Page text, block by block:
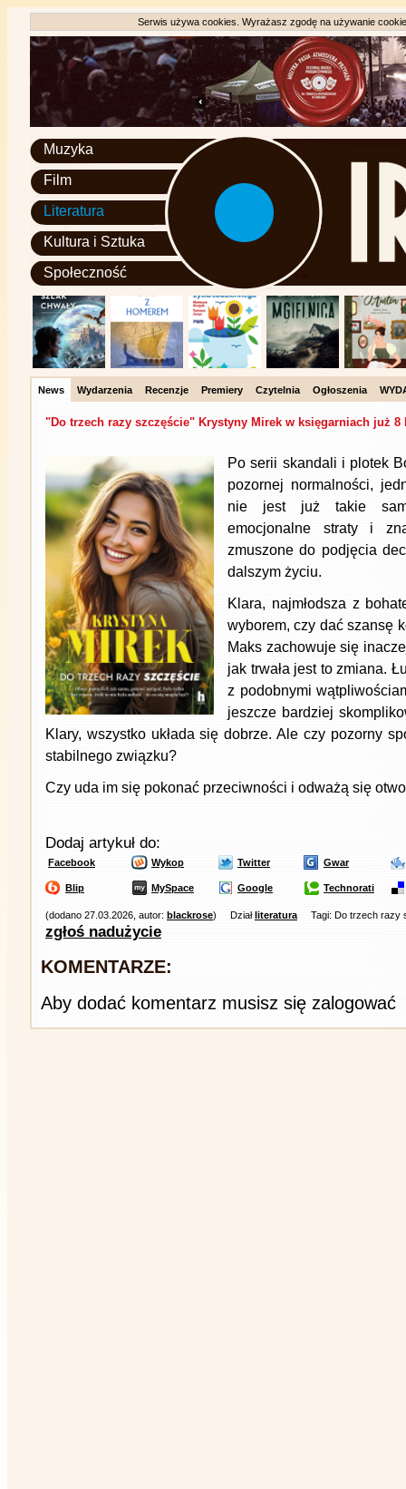
Serwis używa cookies. Wyrażasz zgodę na używanie
Muzyka
Film
Literatura
Kultura i Sztuka
Społeczność
News Wydarzenia Recenzje Premiery Czytelnia Ogłoszenia
"Do trzech razy szczęście" Krystyny Mirek w księgarniach już 8
Po serii skandali i plotek
pozornej normalności,
nie jest już takie
emocjonalne straty i
zmuszone do podjęcia
dalszym życiu.
Klara, najmłodsza z
wyborem, czy dać szansę
Maks zachowuje się
jak trwała jest to zmiana.
z podobnymi
jeszcze bardziej
Klary, wszystko układa się dobrze. Ale czy pozorny
stabilnego związku?
Czy uda im się pokonać przeciwności i odważą się
Dodaj artykuł do:
Facebook Wykop Twitter Gwar
Blip MySpace Google Technorati
(dodano 27.03.2026, autor: blackrose) Działliteratura Tagi: Do trzech razy
zgłoś nadużycie
KOMENTARZE:
Aby dodać komentarz musisz się zalogować